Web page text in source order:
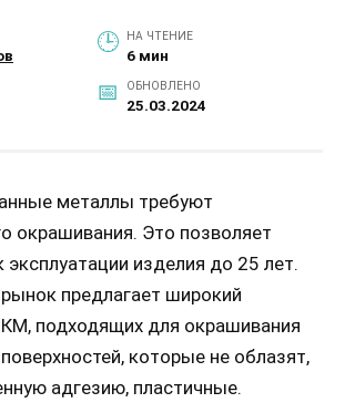
НА ЧТЕНИЕ
6 мин
ОБНОВЛЕНО
25.03.2024
металлы требуют
окрашивания. Это позволяет
эксплуатации изделия до 25 лет.
предлагает широкий
подходящих для окрашивания
которые не облазят,
адгезию, пластичные.